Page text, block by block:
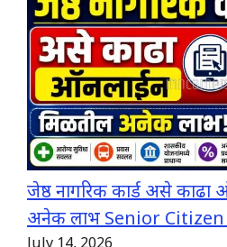
जेष्ठ नागरिक कार्ड असे
अनेक लाभ Senior Citizen